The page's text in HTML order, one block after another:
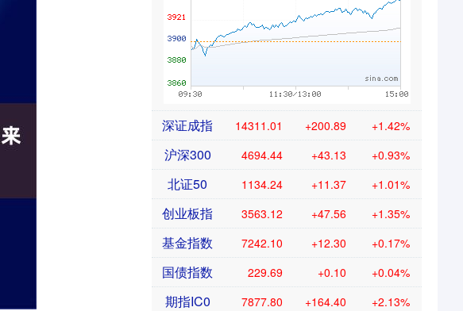
深证成指 14311.01 +200.89 +1.42%
沪深300 4694.44 +43.13 +0.93%
北证50 1134.24 +11.37 +1.01%
创业板指 3563.12 +47.56 +1.35%
基金指数 7242.10 +12.30 +0.17%
国债指数 229.69 +0.10 +0.04%
期指IC0 7877.80 +164.40 +2.13%